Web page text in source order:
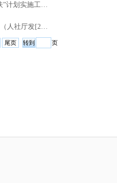
关于转发人社部发〔2015〕34号文件做好2015年我省高校毕业生“三支一扶”计划实施工作的通知
人力资源社会保障部办公厅《关于进一步推进创业培训工作的指导意见》（人社厅发[2015]197号）
尾页 页